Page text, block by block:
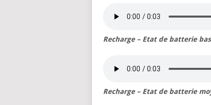
Recharge – Etat de batterie
Recharge – Etat de batterie